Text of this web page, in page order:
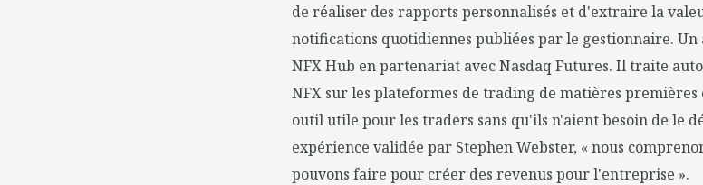
de réaliser des rapports personnalisés et d'extraire la
notifications quotidiennes publiées par le gestionnaire. Un
NFX Hub en partenariat avec Nasdaq Futures. Il traite
NFX sur les plateformes de trading de matières premières
outil utile pour les traders sans qu'ils n'aient besoin de le
expérience validée par Stephen Webster, « nous
pouvons faire pour créer des revenus pour l'entreprise ».